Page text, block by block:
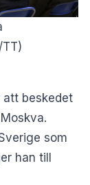
att beskedet
som
han till